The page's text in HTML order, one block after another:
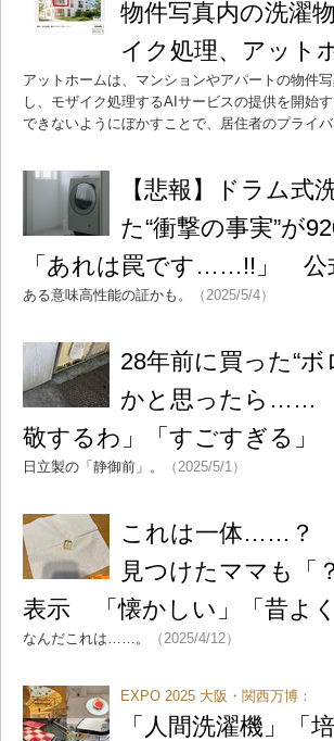
物件写真内の洗濯
イク処理、アット
アットホームは、マンションやアパートの物件
し、モザイク処理するAIサービスの提供を開始
できないようにぼかすことで、居住者のプライバ
【悲報】ドラム
た“衝撃の事実”が
「あれは罠です……!!」 公
ある意味高性能の証かも。 （2025/5/4）
28年前に買った“
かと思ったら……
敬するわ」「すごすぎる」
日立製の「静御前」。 （2025/5/1）
これは一体……？
見つけたママも「
表示 「懐かしい」「昔よく
なんだこれは……。 （2025/4/12）
EXPO 2025 大阪・関西万博：
「人間洗濯機」